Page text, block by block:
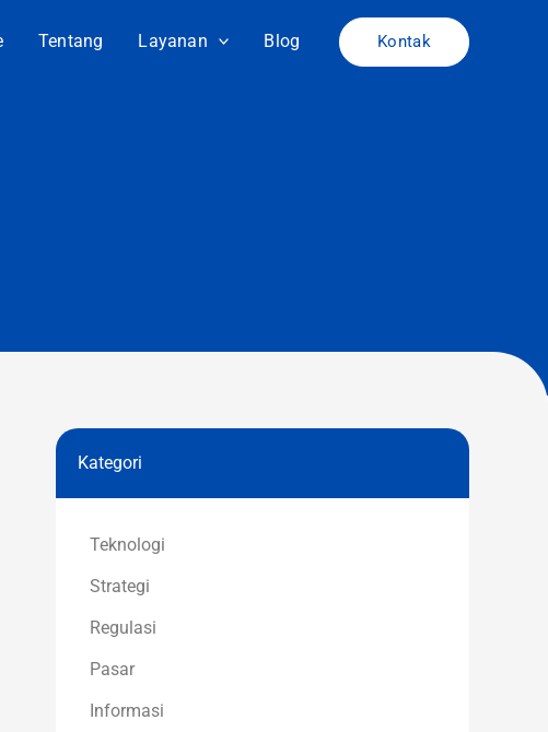
Tentang Layanan Blog Kontak
Kategori
Teknologi
Strategi
Regulasi
Pasar
Informasi